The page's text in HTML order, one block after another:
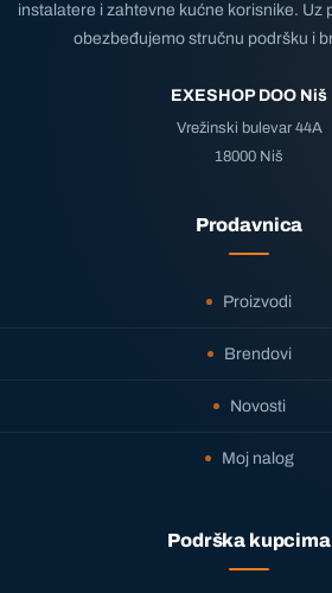
instalatere i zahtevne kućne korisnike. Uz
obezbeđujemo stručnu podršku i
EXESHOP DOO Niš
Vrežinski bulevar 44A
18000 Niš
Prodavnica
Proizvodi
Brendovi
Novosti
Moj nalog
Podrška kupcima